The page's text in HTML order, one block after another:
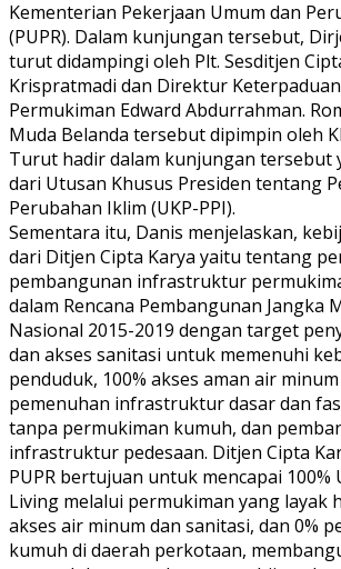
Kementerian Pekerjaan Umum dan
(PUPR). Dalam kunjungan tersebut,
turut didampingi oleh Plt. Sesditjen
Krispratmadi dan Direktur
Permukiman Edward Abdurrahman.
Muda Belanda tersebut dipimpin oleh
Turut hadir dalam kunjungan tersebut
dari Utusan Khusus Presiden tentang
Perubahan Iklim (UKP-PPI).
Sementara itu, Danis menjelaskan,
dari Ditjen Cipta Karya yaitu tentang
pembangunan infrastruktur
dalam Rencana Pembangunan Jangka
Nasional 2015-2019 dengan target
dan akses sanitasi untuk memenuhi
penduduk, 100% akses aman air
pemenuhan infrastruktur dasar dan
tanpa permukiman kumuh, dan
infrastruktur pedesaan. Ditjen Cipta
PUPR bertujuan untuk mencapai 100%
Living melalui permukiman yang layak
akses air minum dan sanitasi, dan 0%
kumuh di daerah perkotaan,